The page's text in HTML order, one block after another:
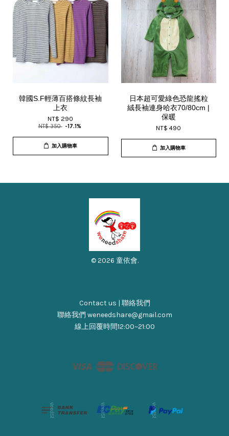
韓國S.F輕薄百搭條紋長袖
上衣
NT$ 290
NT$ 350 -17.1%
加入購物車
日本超可愛綠色恐龍搖粒
絨長袖連身哈衣70/80cm |
保暖
NT$ 490
加入購物車
© 2026 童依會.
Contact us | 聯絡我們
聯絡我們 weneedshare@gmail.com
線上回覆時間12:00~21:00
Visa Master